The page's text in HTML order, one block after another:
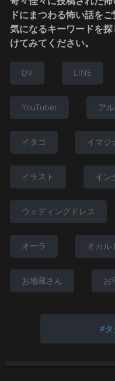
ドにまつわる怖い話をご
気になるキーワードを
けてみてください。
DV LINE
YouTuber ア
イタコ イマジ
イラスト イン
ウェディングドレス
オーラ オカル
お地蔵さん お
タ